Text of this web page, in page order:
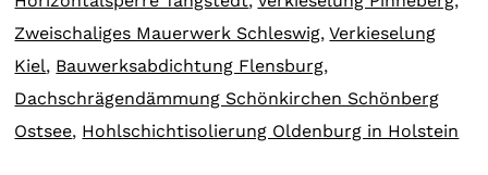
Zweischaliges Mauerwerk Schleswig,Verkieselung
Kiel, Bauwerksabdichtung Flensburg,
Dachschrägendämmung Schönkirchen Schönberg
Ostsee, Hohlschichtisolierung Oldenburg in Holstein